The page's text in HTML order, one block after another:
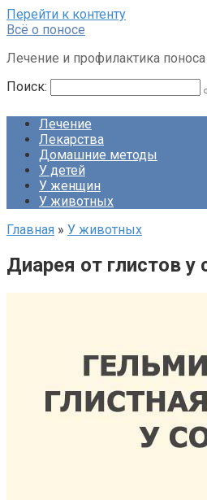
Перейти к контенту
Всё о поносе
Лечение и профилактика поноса
Поиск:
Лечение
Лекарства
Домашние методы
У детей
У женщин
У животных
Главная » У животных
Диарея от глистов у